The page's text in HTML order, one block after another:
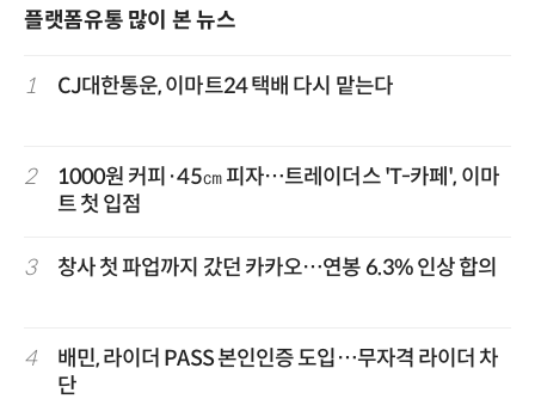
플랫폼유통 많이 본 뉴스
1 CJ대한통운, 이마트24 택배 다시 맡는다
2
1000원 커피·45㎝ 피자…트레이더스 'T-카페', 이마
트 첫 입점
3 창사 첫 파업까지 갔던 카카오…연봉 6.3% 인상 합의
4
배민, 라이더 PASS 본인인증 도입…무자격 라이더 차
단